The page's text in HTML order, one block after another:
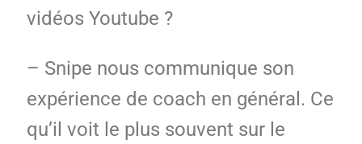
vidéos Youtube ?
– Snipe nous communique son
expérience de coach en général. Ce
qu’il voit le plus souvent sur le